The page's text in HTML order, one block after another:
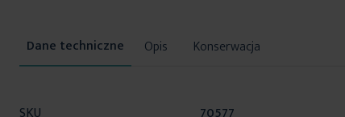
Opis Konserwacja
Więcej